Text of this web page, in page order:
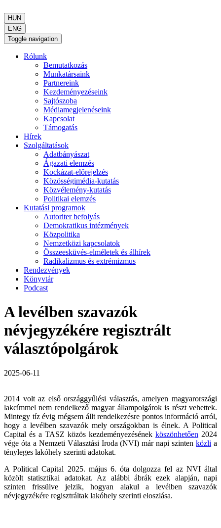
HUN
ENG
Toggle navigation
Rólunk
Bemutatkozás
Munkatársaink
Partnereink
Kezdeményezéseink
Sajtószoba
Médiamegjelenéseink
Kapcsolat
Támogatás
Hírek
Szolgáltatások
Adatbányászat
Ágazati elemzés
Kockázat-előrejelzés
Közösségimédia-kutatás
Közvélemény-kutatás
Politikai elemzés
Kutatási programok
Autoriter befolyás
Demokratikus intézmények
Közpolitika
Nemzetközi kapcsolatok
Összeesküvés-elméletek és álhírek
Radikalizmus és extrémizmus
Rendezvények
Könyvtár
Podcast
A levélben szavazók
névjegyzékére regisztrált
választópolgárok
2025-06-11
2014 volt az első országgyűlési választás, amelyen magyarországi
lakcímmel nem rendelkező magyar állampolgárok is részt vehettek.
Mintegy tíz évig mégsem állt rendelkezésre pontos információ arról,
hogy a levélben szavazók mely országokban is élnek. A Political
Capital és a TASZ közös kezdeményezésének köszönhetően 2024
vége óta a Nemzeti Választási Iroda (NVI) már napi szintenközli a
tényleges lakóhely szerinti adatokat.
A Political Capital 2025. május 6. óta dolgozza fel az NVI által
közölt statisztikai adatokat. Az alábbi ábrák ezek alapján, napi
szinten frissülve jelzik, hogyan alakul a levélben szavazók
névjegyzékére regisztráltak lakóhely szerinti eloszlása.